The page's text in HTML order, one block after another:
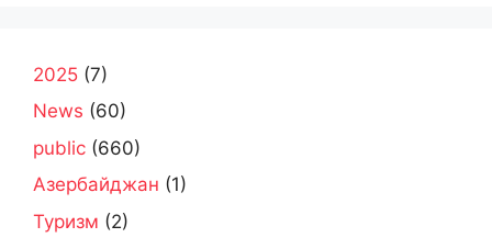
2025 (7)
News (60)
public (660)
Азербайджан (1)
Туризм (2)